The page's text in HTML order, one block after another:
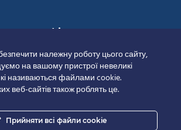
Сертифікати
належну роботу цього сайту,
на вашому пристрої невеликі
називаються файлами cookie.
веб-сайтів також роблять це.
Прийняти всі файли cookie